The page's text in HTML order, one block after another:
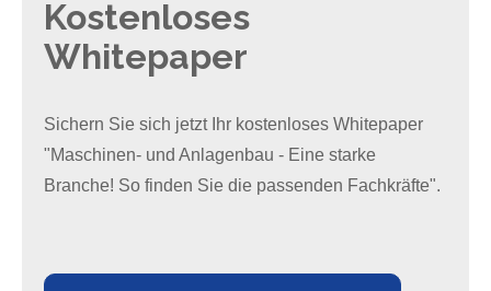
Kostenloses
Whitepaper
Sichern Sie sich jetzt Ihr kostenloses Whitepaper
"Maschinen- und Anlagenbau - Eine starke
Branche! So finden Sie die passenden Fachkräfte".